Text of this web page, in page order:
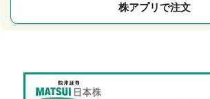
株アプリで注文